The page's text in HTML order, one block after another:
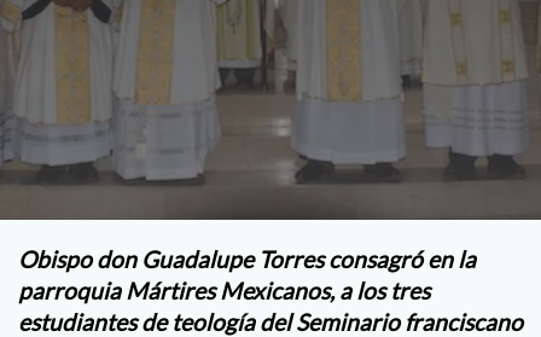
Obispo don Guadalupe Torres consagró en la
parroquia Mártires Mexicanos, a los tres
estudiantes de teología del Seminario franciscano